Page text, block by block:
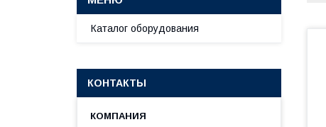
Каталог оборудования
КОНТАКТЫ